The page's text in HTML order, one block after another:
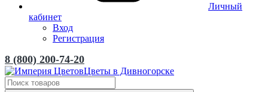
Личный
кабинет
Вход
Регистрация
8 (800) 200-74-20
Цветы в Дивногорске